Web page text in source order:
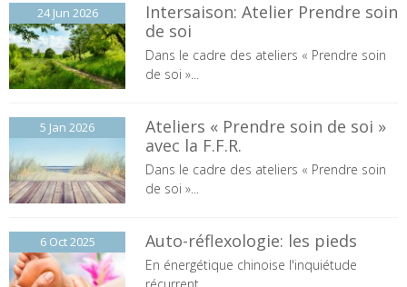
24 Jun 2026
Intersaison: Atelier Prendre soin
de soi
Dans le cadre des ateliers « Prendre soin
de soi »...
5 Jan 2026
Ateliers « Prendre soin de soi »
avec la F.F.R.
Dans le cadre des ateliers « Prendre soin
de soi »...
6 Oct2025 Auto-réflexologie: les pieds
En énergétique chinoise l'inquiétude